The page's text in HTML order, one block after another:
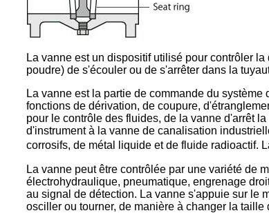
La vanne est un dispositif utilisé pour contrôler
poudre) de s'écouler ou de s'arrêter dans la
La vanne est la partie de commande du
fonctions de dérivation, de coupure,
pour le contrôle des fluides, de la vanne d'arrêt
d'instrument à la vanne de canalisation
corrosifs, de métal liquide et de fluide radioactif.
La vanne peut être contrôlée par une variété de
électrohydraulique, pneumatique, engrenage
au signal de détection. La vanne s'appuie sur le
osciller ou tourner, de manière à changer la